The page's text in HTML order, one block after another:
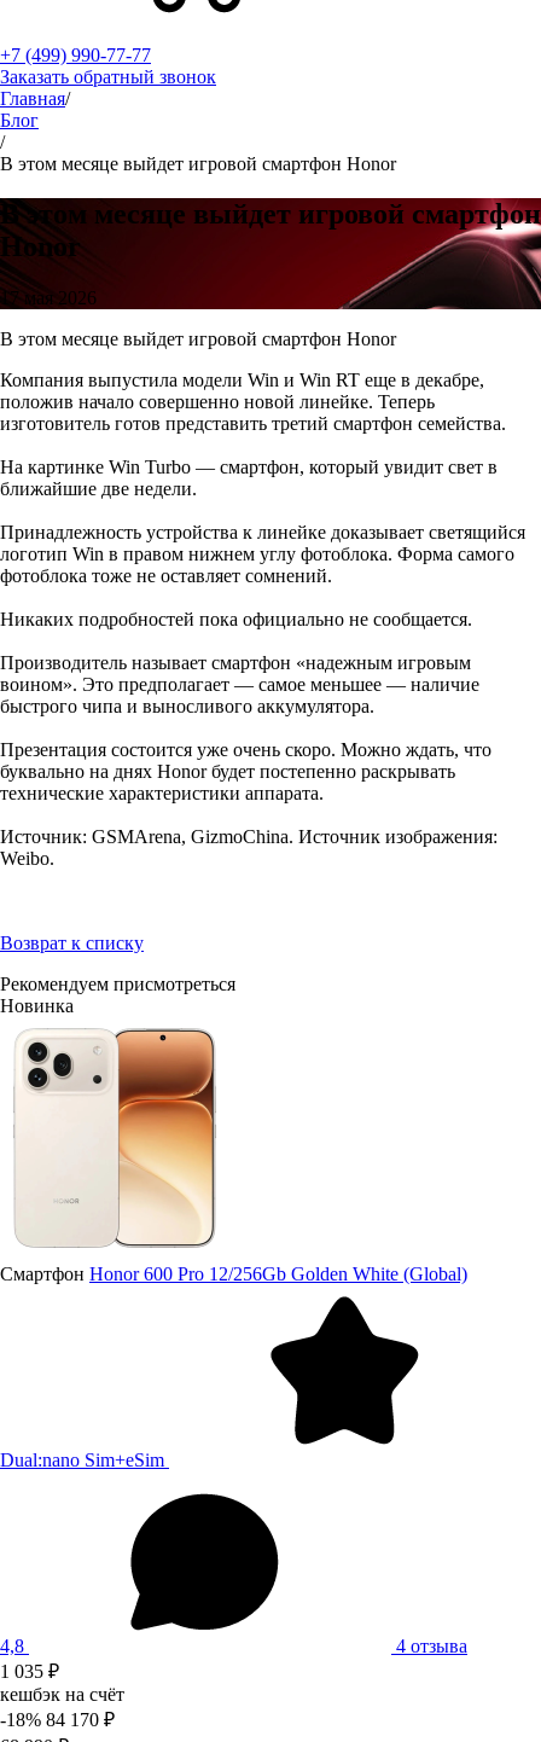
+7 (499) 990-77-77
Заказать обратный звонок
Главная/
Блог
/
В этом месяце выйдет игровой смартфон Honor
В этом месяце выйдет игровой смартфон
Honor
17 мая 2026
В этом месяце выйдет игровой смартфон Honor
Компания выпустила модели Win и Win RT еще в декабре,
положив начало совершенно новой линейке. Теперь
изготовитель готов представить третий смартфон семейства.
На картинке Win Turbo — смартфон, который увидит свет в
ближайшие две недели.
Принадлежность устройства к линейке доказывает светящийся
логотип Win в правом нижнем углу фотоблока. Форма самого
фотоблока тоже не оставляет сомнений.
Никаких подробностей пока официально не сообщается.
Производитель называет смартфон «надежным игровым
воином». Это предполагает — самое меньшее — наличие
быстрого чипа и выносливого аккумулятора.
Презентация состоится уже очень скоро. Можно ждать, что
буквально на днях Honor будет постепенно раскрывать
технические характеристики аппарата.
Источник: GSMArena, GizmoChina. Источник изображения:
Weibo.
Возврат к списку
Рекомендуем присмотреться
Новинка
Смартфон Honor 600 Pro 12/256Gb Golden White (Global)
Dual:nano Sim+eSim
4,8
4 отзыва
1 035 ₽
кешбэк на счёт
-18% 84 170 ₽